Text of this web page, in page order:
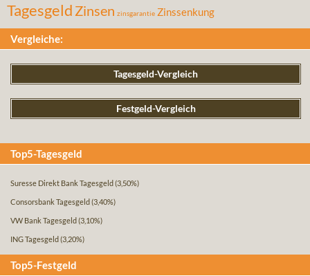
Tagesgeld Zinsen zinsgarantie Zinssenkung
Vergleiche:
Tagesgeld-Vergleich
Festgeld-Vergleich
Top5-Tagesgeld
Suresse Direkt Bank Tagesgeld (3,50%)
Consorsbank Tagesgeld (3,40%)
VW Bank Tagesgeld (3,10%)
ING Tagesgeld (3,20%)
Top5-Festgeld